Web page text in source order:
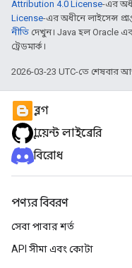
Attribution 4.0 License-এর
License-এর অধীনে লাইসেন্স
নীতি দেখুন। Java হল Oracle
ট্রেডমার্ক।
2026-03-23 UTC-তে শেষবার
ব্লগ
ক্লায়েন্ট লাইব্রেরি
বিরোধ
পণ্যর বিবরণ
সেবা পাবার শর্ত
API সীমা এবং কোটা